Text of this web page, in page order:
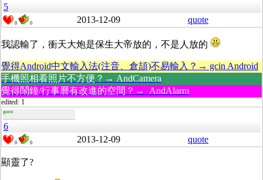
5
0 0 2013-12-09 quote
我認輸了，衝天大炮是保生大帝放的，不是人放的
覺得Android中文輸入法(注音、倉頡)不易輸入？→ gcin Android
手機照相看照片不方便？→ AndCamera
覺得鬧鐘/行事曆有改進的空間？→ AndAlarm
edited: 1
guest
6
0 0 2013-12-09 quote
顯靈了?